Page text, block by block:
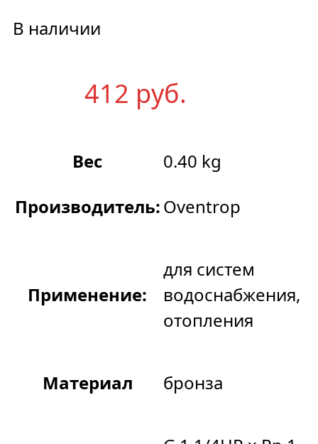
В наличии
412 руб.
Вес
0.40 kg
Производитель:Oventrop
Применение:
для систем
водоснабжения,
отопления
Материал бронза